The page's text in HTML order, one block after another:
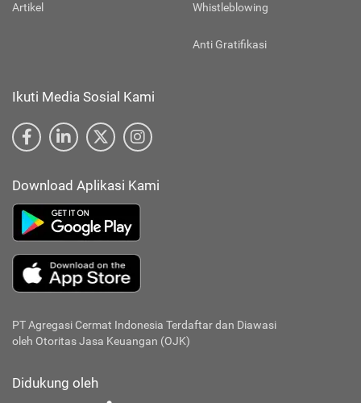
Artikel Whistleblowing
Anti Gratifikasi
Ikuti Media Sosial Kami
Download Aplikasi Kami
PT Agregasi Cermat Indonesia Terdaftar dan Diawasi
oleh Otoritas Jasa Keuangan (OJK)
Didukung oleh